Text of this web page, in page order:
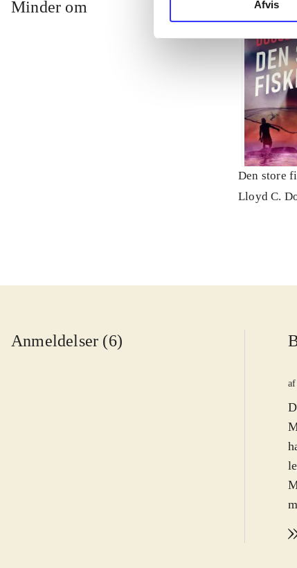
Afvis
Minder om
Den store
Lloyd C.
Anmeldelser (6)
af